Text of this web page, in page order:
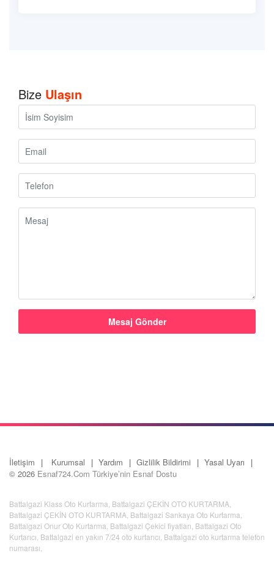
Bize Ulaşın
İletişim Kurumsal Yardım Gizlilik Bildirimi
Yasal Uyarı
© 2026 Esnaf724.Com Türkiye’nin Esnaf Dostu
Battalgazi Klass Oto Kurtarma Battalgazi ÇEKİN OTO KURTARMA
Battalgazi ÇEKİN OTO KURTARMA Battalgazi Sarıkaya Oto Kurtarma
Battalgazi Onur Oto Kurtarma Battalgazi Çekici fiyatları Battalgazi Oto
Kurtarıcı Battalgazi en yakın 7/24 oto kurtarıcı Battalgazi oto kurtarma telefon
numarası